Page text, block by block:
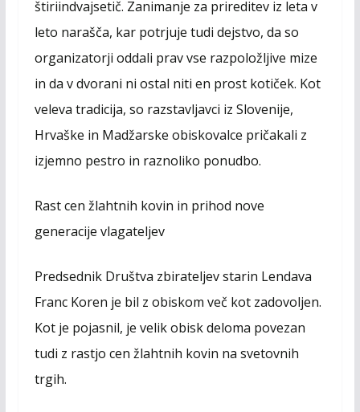
štiriindvajsetič. Zanimanje za prireditev iz leta v
leto narašča, kar potrjuje tudi dejstvo, da so
organizatorji oddali prav vse razpoložljive mize
in da v dvorani ni ostal niti en prost kotiček. Kot
veleva tradicija, so razstavljavci iz Slovenije,
Hrvaške in Madžarske obiskovalce pričakali z
izjemno pestro in raznoliko ponudbo.
Rast cen žlahtnih kovin in prihod nove
generacije vlagateljev
Predsednik Društva zbirateljev starin Lendava
Franc Koren je bil z obiskom več kot zadovoljen.
Kot je pojasnil, je velik obisk deloma povezan
tudi z rastjo cen žlahtnih kovin na svetovnih
trgih.